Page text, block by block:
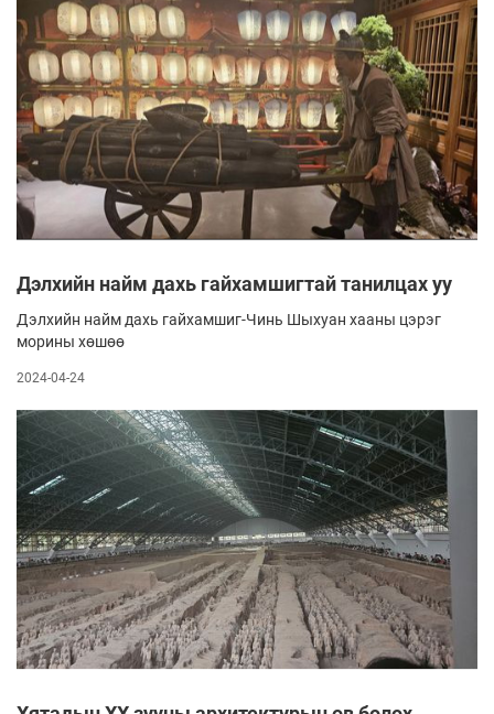
Дэлхийн найм дахь гайхамшигтай танилцах уу
Дэлхийн найм дахь гайхамшиг-Чинь Шыхуан хааны цэрэг
морины хөшөө
2024-04-24